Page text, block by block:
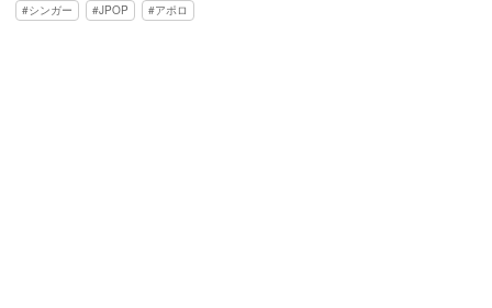
シンガー JPOP アポロ